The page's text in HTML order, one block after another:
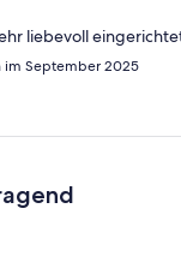
liebevoll
im September 2025